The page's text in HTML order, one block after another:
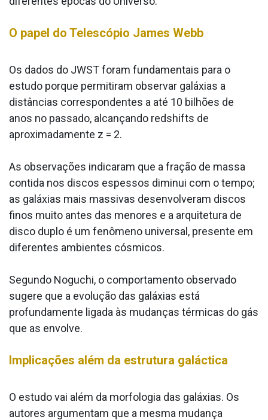
O papel do Telescópio James Webb
Os dados do JWST foram fundamentais para o
estudo porque permitiram observar galáxias a
distâncias correspondentes a até 10 bilhões de
anos no passado, alcançando redshifts de
aproximadamente z = 2.
As observações indicaram que a fração de massa
contida nos discos espessos diminui com o tempo;
as galáxias mais massivas desenvolveram discos
finos muito antes das menores e a arquitetura de
disco duplo é um fenômeno universal, presente em
diferentes ambientes cósmicos.
Segundo Noguchi, o comportamento observado
sugere que a evolução das galáxias está
profundamente ligada às mudanças térmicas do gás
que as envolve.
Implicações além da estrutura galáctica
O estudo vai além da morfologia das galáxias. Os
autores argumentam que a mesma mudança